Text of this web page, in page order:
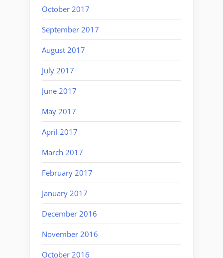
October 2017
September 2017
August 2017
July 2017
June 2017
May 2017
April 2017
March 2017
February 2017
January 2017
December 2016
November 2016
October 2016